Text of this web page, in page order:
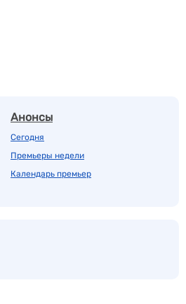
Анонсы
Сегодня
Премьеры недели
Календарь премьер